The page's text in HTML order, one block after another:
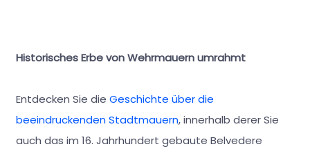
Historisches Erbe von Wehrmauern umrahmt
Entdecken Sie die Geschichte über die
beeindruckenden Stadtmauern, innerhalb derer Sie
auch das im 16. Jahrhundert gebaute Belvedere